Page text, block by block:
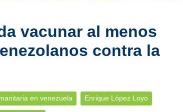
vacunar al menos
contra la
en venezuela Enrique López Loyo